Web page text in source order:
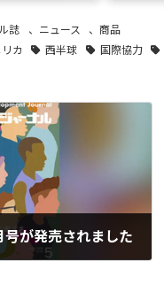
誌 、 ニュース 、商品
カ 西半球 国際協力
号が発売されました